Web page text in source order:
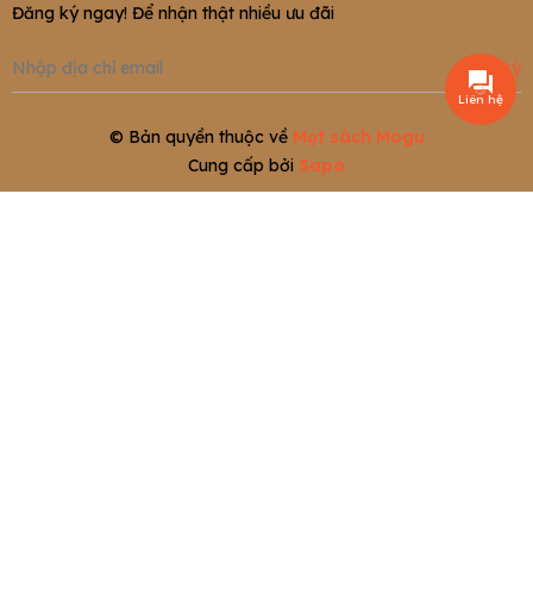
Đăng ký ngay! Để nhận thật nhiều ưu đãi
Đăng ký
© Bản quyền thuộc về Mọt sách Mogu
Cung cấp bởi Sapo
Liên hệ